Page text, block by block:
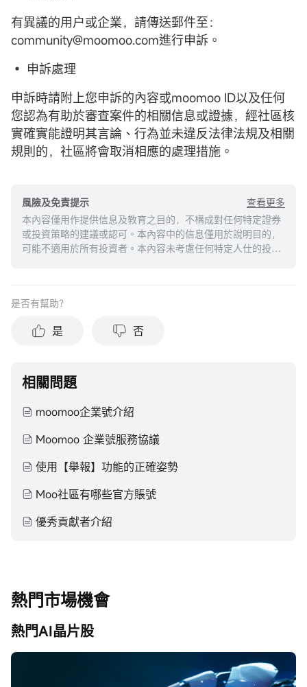
有異議的用户或企業，請傳送郵件至：
community@moomoo.com進行申訴。
• 申訴處理
申訴時請附上您申訴的內容或moomoo ID以及任何
您認為有助於審查案件的相關信息或證據，經社區核
實確實能證明其言論、行為並未違反法律法規及相關
規則的，社區將會取消相應的處理措施。
風險及免責提示
查看更多
本內容僅用作提供信息及教育之目的，不構成對任何特定證券
或投資策略的建議或認可。本內容中的信息僅用於說明目的，
可能不適用於所有投資者。本內容未考慮任何特定人仕的投資
結果。投資涉及風險和損失本金的可能性。moomoo對上述內
任何陳述或保證。
是否有幫助？
是 否
相關問題
moomoo企業號介紹
Moomoo 企業號服務協議
使用【舉報】功能的正確姿勢
Moo社區有哪些官方賬號
優秀貢獻者介紹
熱門市場機會
熱門AI晶片股